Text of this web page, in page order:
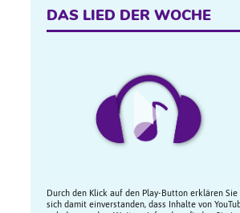
DAS LIED DER WOCHE
Durch den Klick auf den Play-Button erklären Sie
sich damit einverstanden, dass Inhalte von